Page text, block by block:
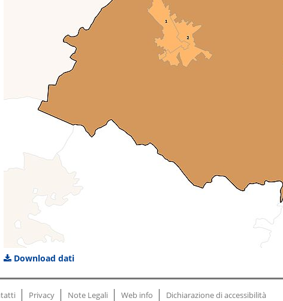
Download dati
Privacy Note Legali Web info Dichiarazione di accessibilità